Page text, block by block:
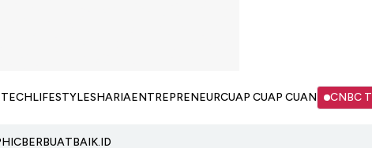
TECHLIFESTYLESHARIAENTREPRENEURCUAP CUAP CUAN CNBC
BERBUATBAIK.ID